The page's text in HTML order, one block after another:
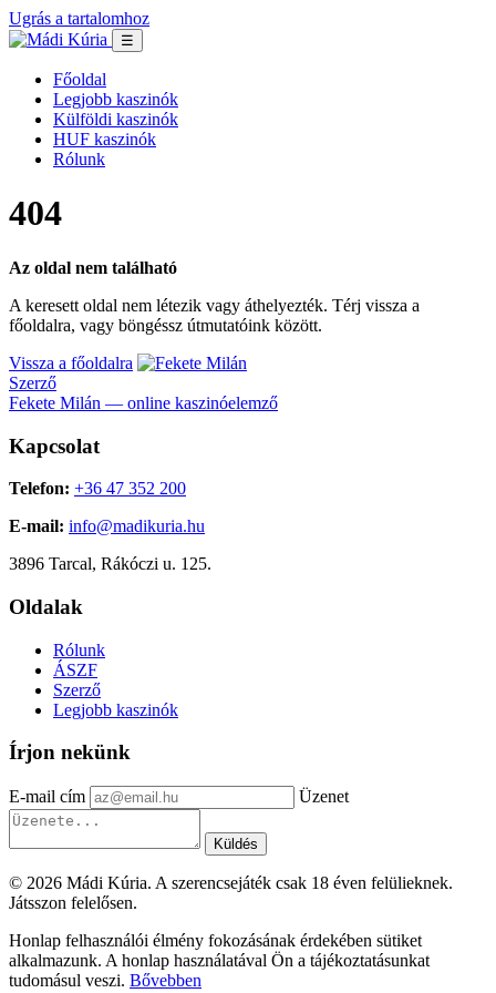
Ugrás a tartalomhoz
☰
Főoldal
Legjobb kaszinók
Külföldi kaszinók
HUF kaszinók
Rólunk
404
Az oldal nem található
A keresett oldal nem létezik vagy áthelyezték. Térj vissza a
főoldalra, vagy böngéssz útmutatóink között.
Vissza a főoldalra
Szerző
Fekete Milán — online kaszinóelemző
Kapcsolat
Telefon: +36 47 352 200
E-mail: info@madikuria.hu
3896 Tarcal, Rákóczi u. 125.
Oldalak
Rólunk
ÁSZF
Szerző
Legjobb kaszinók
Írjon nekünk
E-mail cím Üzenet
Küldés
© 2026 Mádi Kúria. A szerencsejáték csak 18 éven felülieknek.
Játsszon felelősen.
Honlap felhasználói élmény fokozásának érdekében sütiket
alkalmazunk. A honlap használatával Ön a tájékoztatásunkat
tudomásul veszi. Bővebben